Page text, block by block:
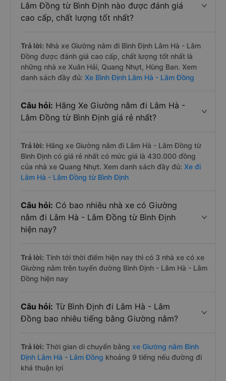
Lâm Đồng từ Bình Định nào được đánh giá
cao cấp, chất lượng tốt nhất?
Trả lời: Nhà xe Giường nằm đi Bình Định Lâm Hà - Lâm
Đồng được đánh giá cao cấp, chất lượng tốt nhất là
những nhà xe Xuân Hải, Quang Nhựt, Hùng Ban. Xem
danh sách đầy đủ: Xe Bình Định Lâm Hà - Lâm Đồng
Câu hỏi: Hãng Xe Giường nằm đi Lâm Hà -
Lâm Đồng từ Bình Định giá rẻ nhất?
Trả lời: Hãng xe Giường nằm đi Lâm Hà - Lâm Đồng từ
Bình Định có giá rẻ nhất có mức giá là 430.000 đồng
của nhà xe Quang Nhựt. Xem danh sách đầy đủ: Xe đi
Lâm Hà - Lâm Đồng từ Bình Định
Câu hỏi: Có bao nhiêu nhà xe có Giường
nằm đi Lâm Hà - Lâm Đồng từ Bình Định
hiện nay?
Trả lời: Tính tới thời điểm hiện nay thì có 3 nhà xe có xe
Giường nằm trên tuyến đường Bình Định - Lâm Hà - Lâm
Đồng hiện nay
Câu hỏi: Từ Bình Định đi Lâm Hà - Lâm
Đồng bao nhiêu tiếng bằng Giường nằm?
Trả lời: Thời gian di chuyển bằng xe Giường nằm Bình
Định Lâm Hà - Lâm Đồng khoảng 9 tiếng nếu đường đi
khá thuận lợi